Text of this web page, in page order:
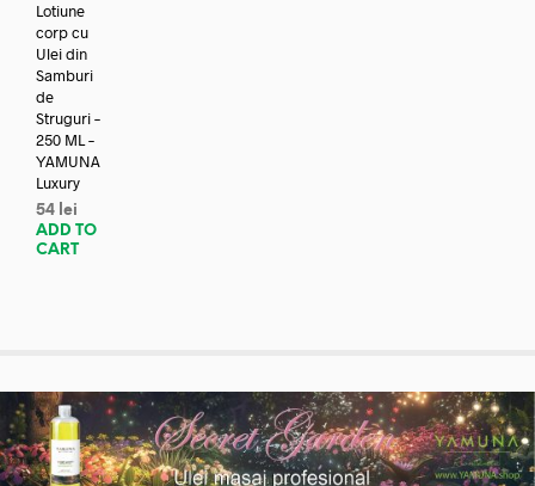
Lotiune
corp cu
Ulei din
Samburi
de
Struguri –
250 ML –
YAMUNA
Luxury
54 lei
ADD TO
CART